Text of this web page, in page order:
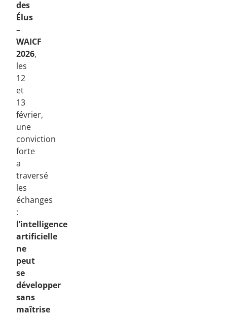
des
Élus
–
WAICF
2026,
les
12
et
13
février,
une
conviction
forte
a
traversé
les
échanges
:
l’intelligence
artificielle
ne
peut
se
développer
sans
maîtrise